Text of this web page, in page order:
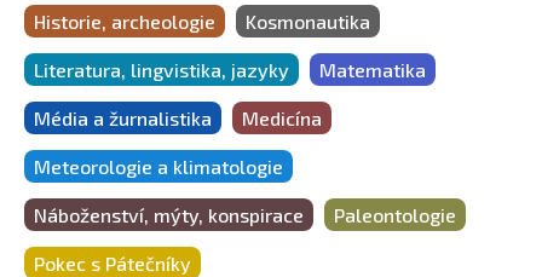
Historie, archeologie Kosmonautika
Literatura, lingvistika, jazyky Matematika
Média a žurnalistika Medicína
Meteorologie a klimatologie
Náboženství, mýty, konspirace Paleontologie
Pokec s Pátečníky